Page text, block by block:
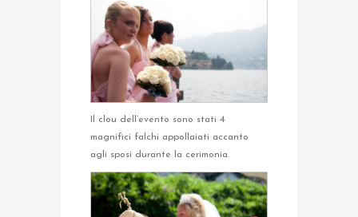
Il clou dell’evento sono stati 4
magnifici falchi appollaiati accanto
agli sposi durante la cerimonia.